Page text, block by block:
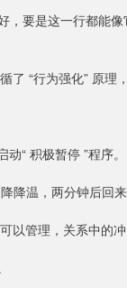
，要是这一行都能
“行为强化” 原理
“ 积极暂停 ”程序。
温，两分钟后回
管理，关系中的冲